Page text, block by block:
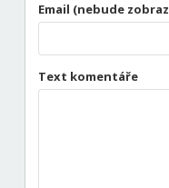
Email (nebude
Text komentáře